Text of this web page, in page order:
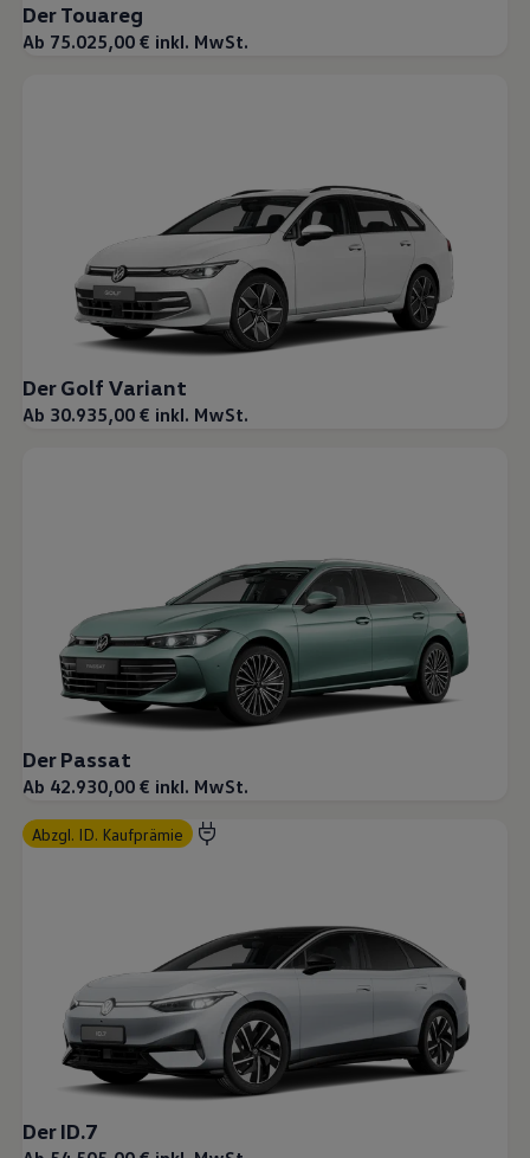
Der Touareg
Ab 75.025,00 € inkl. MwSt.
Der Golf Variant
Ab 30.935,00 € inkl. MwSt.
Der Passat
Ab 42.930,00 € inkl. MwSt.
abzgl. ID. Kaufprämie
Der ID.7